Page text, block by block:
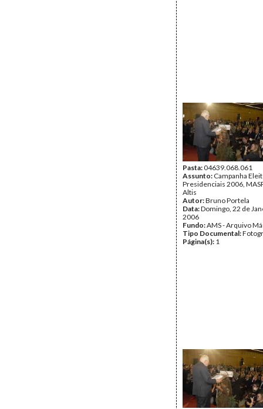
Pasta:04639.068.061
Assunto: Campanha
Presidenciais 2006,
Altis
Autor:Bruno Portela
Data:Domingo, 22 de
2006
Fundo:AMS - Arquivo
Tipo Documental:
Página(s): 1